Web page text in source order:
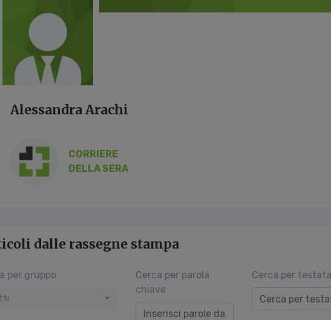
Alessandra Arachi
CORRIERE
DELLA SERA
dalle rassegne stampa
per gruppo
Cerca per parola
chiave
Cerca per testata